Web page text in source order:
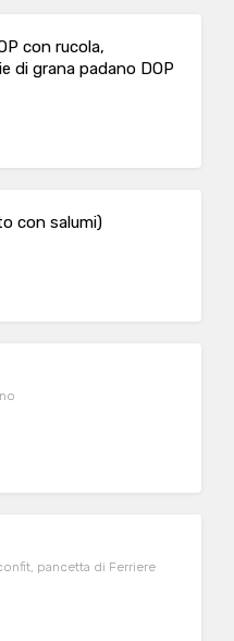
con rucola,
di grana padano DOP
con salumi)
pancetta di Ferriere